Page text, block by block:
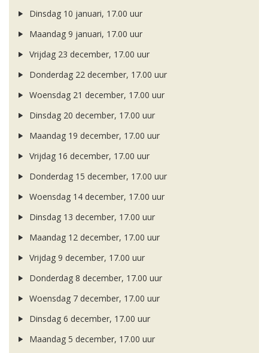
Dinsdag 10 januari, 17.00 uur
Maandag 9 januari, 17.00 uur
Vrijdag 23 december, 17.00 uur
Donderdag 22 december, 17.00 uur
Woensdag 21 december, 17.00 uur
Dinsdag 20 december, 17.00 uur
Maandag 19 december, 17.00 uur
Vrijdag 16 december, 17.00 uur
Donderdag 15 december, 17.00 uur
Woensdag 14 december, 17.00 uur
Dinsdag 13 december, 17.00 uur
Maandag 12 december, 17.00 uur
Vrijdag 9 december, 17.00 uur
Donderdag 8 december, 17.00 uur
Woensdag 7 december, 17.00 uur
Dinsdag 6 december, 17.00 uur
Maandag 5 december, 17.00 uur